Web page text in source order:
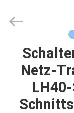
HAUSE
PRODUKTE
Ltd..
Netz-